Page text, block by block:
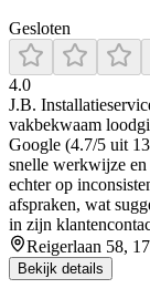
Gesloten
4.0
J.B.
vakbekwaam
Google (4.7/5 uit
snelle werkwijze
echter op
afspraken, wat
in zijn
Reigerlaan 58,
Bekijk details